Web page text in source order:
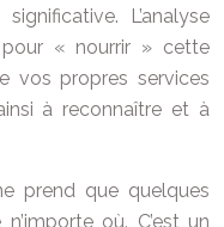
L’analyse
« nourrir » cette
vos propres services
à reconnaître et à
prend que quelques
où. C’est un